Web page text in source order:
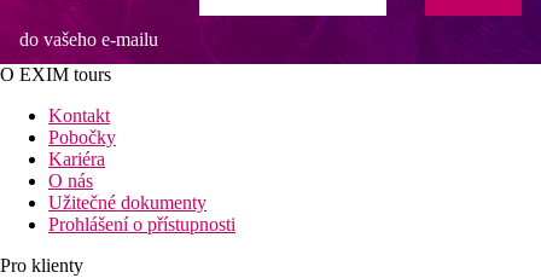
do vašeho e-mailu
O EXIM tours
Kontakt
Pobočky
Kariéra
O nás
Užitečné dokumenty
Prohlášení o přístupnosti
Pro klienty